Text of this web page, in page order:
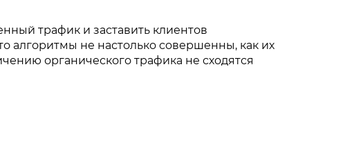
трафик и заставить клиентов
алгоритмы не настолько совершенны, как их
органического трафика не сходятся